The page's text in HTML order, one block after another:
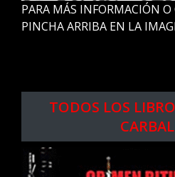
PARA MÁS INFORMACIÓN
PINCHA ARRIBA EN LA
TODOS LOS